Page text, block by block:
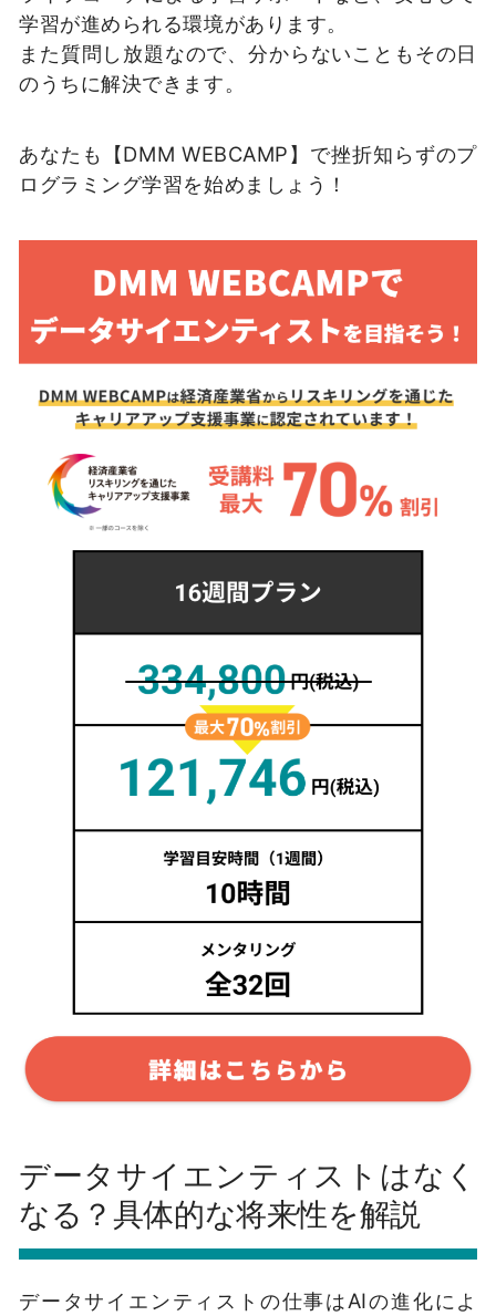
学習が進められる環境があります。
また質問し放題なので、分からないこともその日
のうちに解決できます。
あなたも【DMM WEBCAMP】で挫折知らずのプ
ログラミング学習を始めましょう！
データサイエンティストはなく
なる？具体的な将来性を解説
データサイエンティストの仕事はAIの進化によ